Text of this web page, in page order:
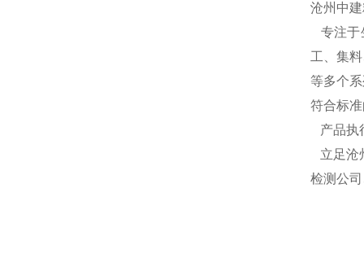
沧州中
专注于
工、集
等多个
符合标
产品执
立足沧
检测公